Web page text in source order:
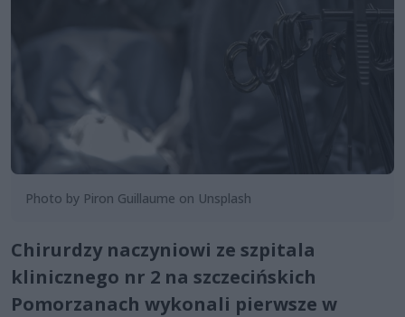
Photo by Piron Guillaume on Unsplash
Chirurdzy naczyniowi ze szpitala
klinicznego nr 2 na szczecińskich
Pomorzanach wykonali pierwsze w